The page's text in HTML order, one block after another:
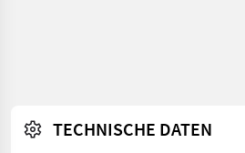
TECHNISCHE DATEN